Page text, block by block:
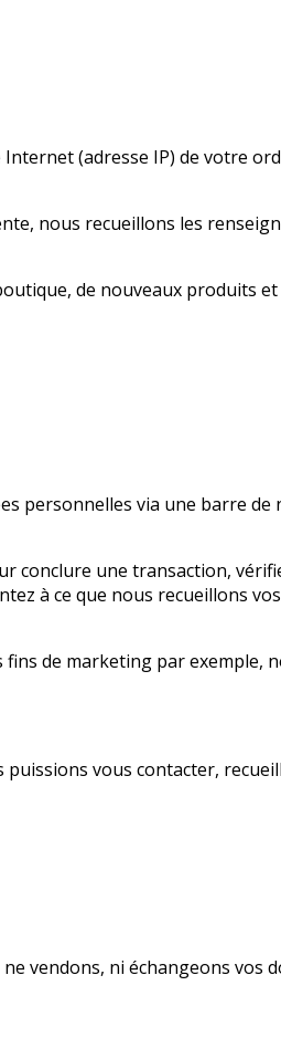
(adresse IP) de votre
nous recueillons les
de nouveaux produits et
personnelles via une barre
conclure une transaction,
à ce que nous recueillons
de marketing par exemple,
puissions vous contacter,
vendons, ni échangeons vos